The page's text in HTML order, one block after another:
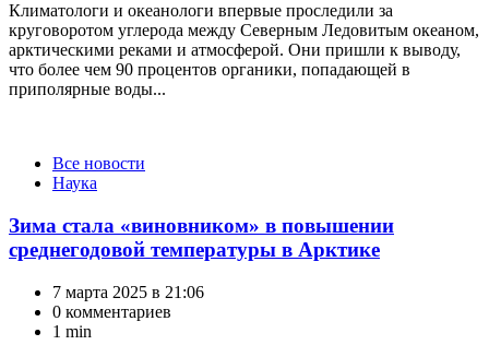
Климатологи и океанологи впервые проследили за
круговоротом углерода между Северным Ледовитым океаном,
арктическими реками и атмосферой. Они пришли к выводу,
что более чем 90 процентов органики, попадающей в
приполярные воды...
КатегорииВсе новости
Наука
Зима стала «виновником» в повышении
среднегодовой температуры в Арктике
7 марта 2025 в 21:06
0 комментариев
1 min